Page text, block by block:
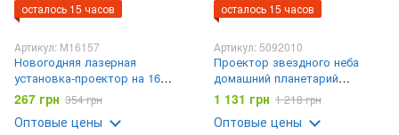
осталось 15 часов
Артикул: М16157
Новогодняя лазерная
установка-проектор на 16
рисунков 1367-3 / Настенный
проектор для дома с
кронштейном
267 грн 354 грн
Оптовые цены
осталось 15 часов
Артикул: 5092010
Проектор звездного неба
домашний планетарий
Planetarium Galaxy 12 галактик
360°
1 131 грн 1 218 грн
Оптовые цены